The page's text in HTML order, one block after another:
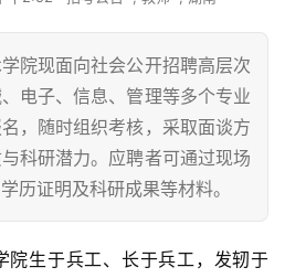
院现面向社会公开招聘高层次
电子、信息、管理等多个专业
，随时组织考核，采取面谈方
科研潜力。应聘者可通过现场
历证明及科研成果等材料。
院生于兵工、长于兵工，发轫于